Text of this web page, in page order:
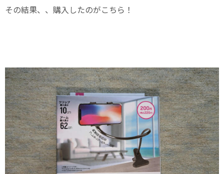
その結果、、購入したのがこちら！